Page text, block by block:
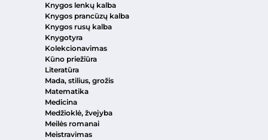
Knygos lenkų kalba
Knygos prancūzų kalba
Knygos rusų kalba
Knygotyra
Kolekcionavimas
Kūno priežiūra
Literatūra
Mada, stilius, grožis
Matematika
Medicina
Medžioklė, žvejyba
Meilės romanai
Meistravimas